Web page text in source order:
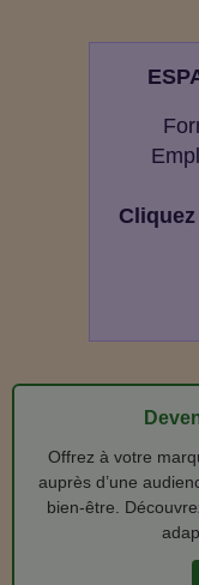
Offrez à votre
auprès d’une
bien‑être.